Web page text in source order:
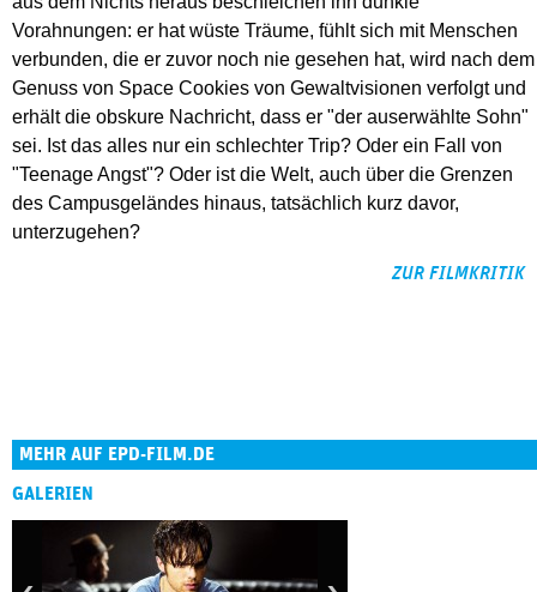
Vorahnungen: er hat wüste Träume, fühlt sich mit Menschen
verbunden, die er zuvor noch nie gesehen hat, wird nach dem
Genuss von Space Cookies von Gewaltvisionen verfolgt und
erhält die obskure Nachricht, dass er "der auserwählte Sohn"
sei. Ist das alles nur ein schlechter Trip? Oder ein Fall von
"Teenage Angst"? Oder ist die Welt, auch über die Grenzen
des Campusgeländes hinaus, tatsächlich kurz davor,
unterzugehen?
ZUR FILMKRITIK
MEHR AUF EPD-FILM.DE
GALERIEN